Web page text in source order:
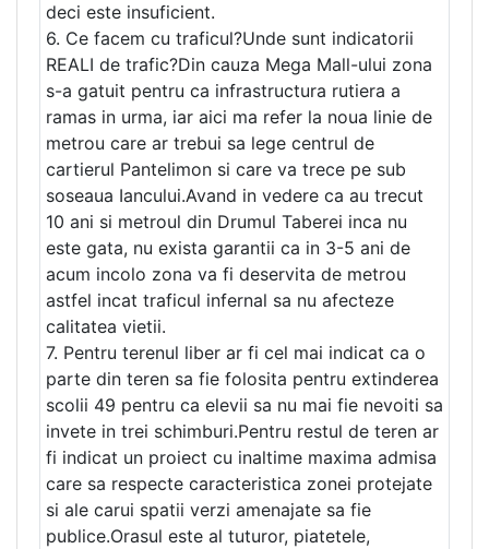
deci este insuficient.
6. Ce facem cu traficul?Unde sunt indicatorii
REALI de trafic?Din cauza Mega Mall-ului zona
s-a gatuit pentru ca infrastructura rutiera a
ramas in urma, iar aici ma refer la noua linie de
metrou care ar trebui sa lege centrul de
cartierul Pantelimon si care va trece pe sub
soseaua Iancului.Avand in vedere ca au trecut
10 ani si metroul din Drumul Taberei inca nu
este gata, nu exista garantii ca in 3-5 ani de
acum incolo zona va fi deservita de metrou
astfel incat traficul infernal sa nu afecteze
calitatea vietii.
7. Pentru terenul liber ar fi cel mai indicat ca o
parte din teren sa fie folosita pentru extinderea
scolii 49 pentru ca elevii sa nu mai fie nevoiti sa
invete in trei schimburi.Pentru restul de teren ar
fi indicat un proiect cu inaltime maxima admisa
care sa respecte caracteristica zonei protejate
si ale carui spatii verzi amenajate sa fie
publice.Orasul este al tuturor, piatetele,